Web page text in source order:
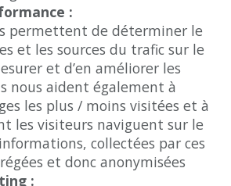
:
permettent de déterminer le
et les sources du trafic sur le
et d’en améliorer les
nous aident également à
les plus / moins visitées et à
les visiteurs naviguent sur le
collectées par ces
et donc anonymisées
: